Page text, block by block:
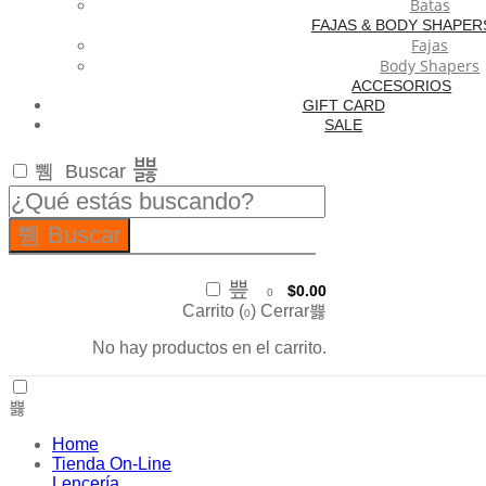
Batas
FAJAS & BODY
Fajas
Body Shapers
ACCESORIOS
GIFT CARD
SALE
Buscar
Buscar
0 $0.00
Carrito (0) Cerrar
No hay productos en el carrito.
Home
Tienda On-Line